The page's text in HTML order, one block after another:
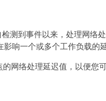
测到事件以来，处理网络
响一个或多个工作负载的延
网络处理延迟值，以便您